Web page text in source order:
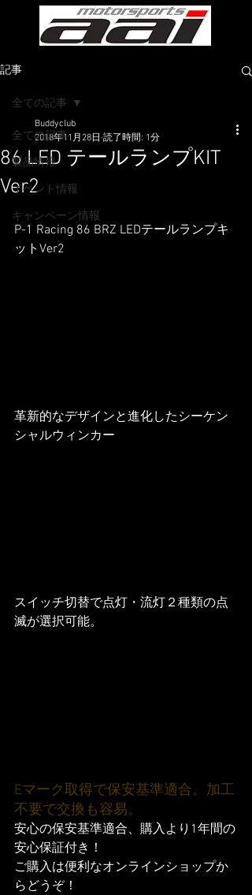
記事
全ての記事
製品情報
イベント情報
キャンペーン情報
全ての記事
86 LED テールランプKIT
Ver2
Buddyclub
2018年11月28日 読了時間: 1分
P-1 Racing 86 BRZ LEDテールランプキ
ットVer2
革新的なデザインと進化したシーケン
シャルウィンカー
スイッチ切替で点灯・流灯２種類の点
滅が選択可能。
Eマーク取得で保安基準適合。加工
不要で交換も容易。
安心の保安基準適合、購入より1年間の
安心保証付き！
ご購入は便利なオンラインショップか
らどうぞ！